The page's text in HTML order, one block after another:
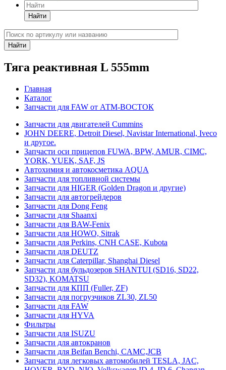
Найти
Найти
Тяга реактивная L 555mm
Главная
Каталог
Запчасти для FAW от АТМ-ВОСТОК
Запчасти для двигателей Cummins
JOHN DEERE, Detroit Diesel, Navistar International, Iveco
и другое.
Запчасти оси прицепов FUWA, BPW, AMUR, CIMC,
YORK, YUEK, SAF, JS
Автохимия и автокосметика AQUA
Запчасти для топливной системы
Запчасти для HIGER (Golden Dragon и другие)
Запчасти для автогрейдеров
Запчасти для Dong Feng
Запчасти для Shaanxi
Запчасти для BAW-Fenix
Запчасти для HOWO, Sitrak
Запчасти для Perkins, CNH CASE, Kubota
Запчасти для DEUTZ
Запчасти для Caterpillar, Shanghai Diesel
Запчасти для бульдозеров SHANTUI (SD16, SD22,
SD32), KOMATSU
Запчасти для КПП (Fuller, ZF)
Запчасти для погрузчиков ZL30, ZL50
Запчасти для FAW
Запчасти для HYVA
Фильтры
Запчасти для ISUZU
Запчасти для автокранов
Запчасти для Beifan Benchi, CAMC,JCB
Запчасти для легковых автомобилей TESLA, JAC,